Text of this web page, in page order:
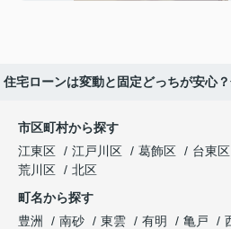
住宅ローンは変動と固定どっちが安心
市区町村から探す
江東区
江戸川区 葛飾区 台東区
荒川区
北区
町名から探す
豊洲
南砂 東雲 有明 亀戸